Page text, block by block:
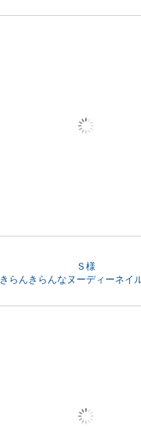
Ｓ様
きらんきらんなヌーディーネイ